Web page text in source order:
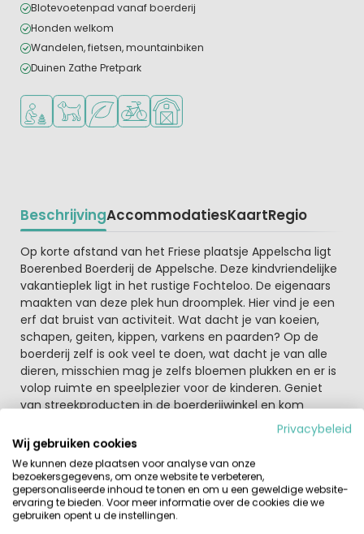
Blotevoetenpad vanaf boerderij
Honden welkom
Wandelen, fietsen, mountainbiken
Duinen Zathe Pretpark
Aanbevolen voor jonge kinderen
Huisdieren toegestaan
Groene ligging
FietsverhuurBoerderijcamping
BeschrijvingAccommodatiesKaartRegio
Beschrijving
Op korte afstand van het Friese plaatsje Appelscha ligt
Boerenbed Boerderij de Appelsche. Deze kindvriendelijke
vakantieplek ligt in het rustige Fochteloo. De eigenaars
maakten van deze plek hun droomplek. Hier vind je een
erf dat bruist van activiteit. Wat dacht je van koeien,
schapen, geiten, kippen, varkens en paarden? Op de
boerderij zelf is ook veel te doen, wat dacht je van alle
dieren, misschien mag je zelfs bloemen plukken en er is
volop ruimte en speelplezier voor de kinderen. Geniet
van streekproducten in de boerderijwinkel en kom
helemaal tot rust bij het kampvuur na een dag buiten.
Pak je wandelschoenen in en ontdek
Dit stukje Friesland is een paradijs voor gezinnen die
graag actief zijn. Met honderden kilometers wandel-,
fiets-, mountainbike- en ruiterroutes hoef je jezelf niet
te vervelen. De routes gaan door verschillende
Privacybeleid
Wij gebruiken cookies
We kunnen deze plaatsen voor analyse van onze
bezoekersgegevens, om onze website te verbeteren,
gepersonaliseerde inhoud te tonen en om u een geweldige website-
ervaring te bieden. Voor meer informatie over de cookies die we
gebruiken opent u de instellingen.